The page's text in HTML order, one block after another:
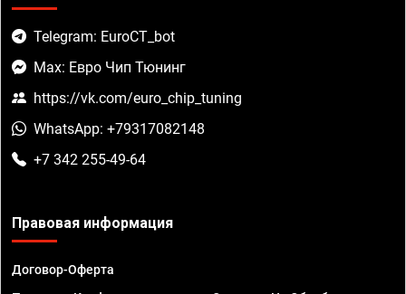
Telegram: EuroCT_bot
Max: Евро Чип Тюнинг
https://vk.com/euro_chip_tuning
WhatsApp: +79317082148
+7 342 255-49-64
Правовая информация
Договор-Оферта